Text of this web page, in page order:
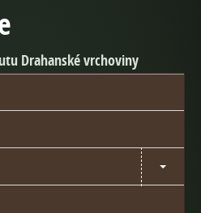
Drahanské vrchoviny